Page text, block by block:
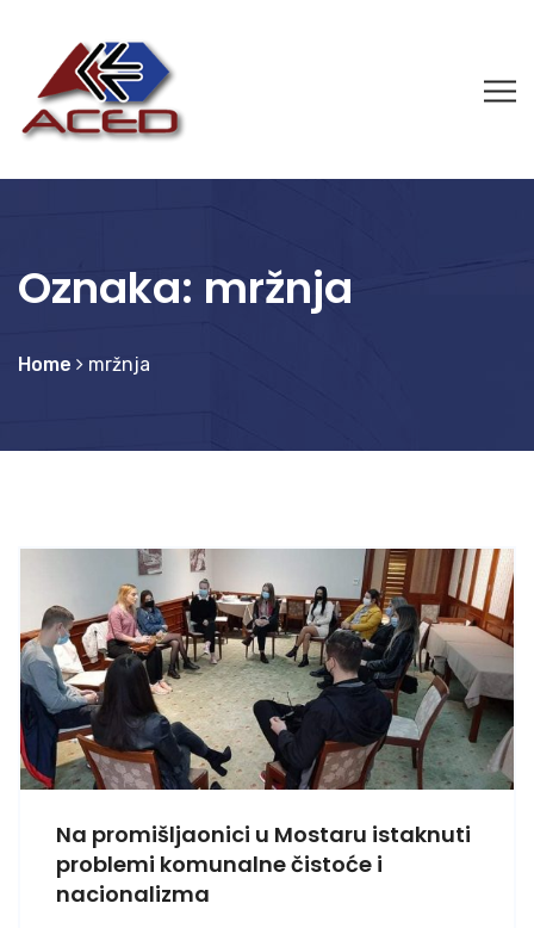
Oznaka: mržnja
Home mržnja
Na promišljaonici u Mostaru istaknuti
problemi komunalne čistoće i
nacionalizma